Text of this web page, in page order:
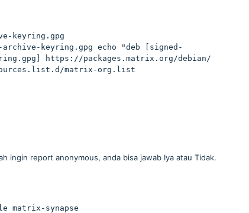
keyring.gpg
keyring.gpg echo "deb [signed-
https://packages.matrix.org/debian/
matrix-org.list
ingin report anonymous, anda bisa jawab Iya atau Tidak.
matrix-synapse